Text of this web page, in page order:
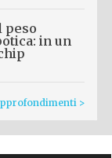
peso
in un
>